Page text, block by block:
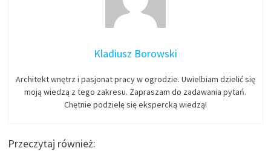
Kladiusz Borowski
Architekt wnętrz i pasjonat pracy w ogrodzie. Uwielbiam dzielić się
moją wiedzą z tego zakresu. Zapraszam do zadawania pytań.
Chętnie podzielę się ekspercką wiedzą!
Przeczytaj również: